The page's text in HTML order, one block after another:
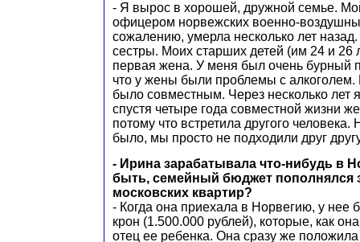
- Я вырос в хорошей, дружной семье.
офицером норвежских военно-
сожалению, умерла несколько лет
сестры. Моих старших детей (им 24 и 26
первая жена. У меня был очень бурный
что у жены были проблемы с алкоголем.
было совместным. Через несколько лет
спустя четыре года совместной жизни
потому что встретила другого человека.
было, мы просто не подходили друг
- Ирина зарабатывала что-нибудь в
быть, семейный бюджет пополнялся
московских квартир?
- Когда она приехала в Норвегию, у нее
крон (1.500.000 рублей), которые, как
отец ее ребенка. Она сразу же положила